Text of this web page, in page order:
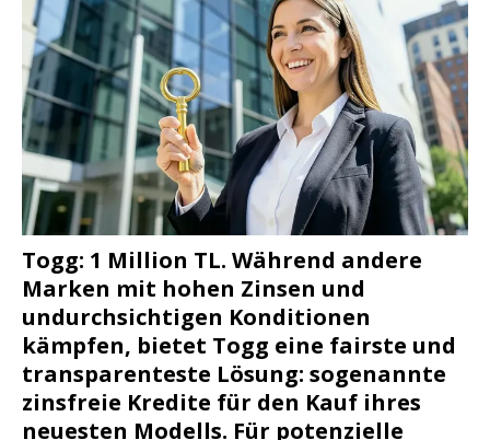
Togg: 1 Million TL. Während andere
Marken mit hohen Zinsen und
undurchsichtigen Konditionen
kämpfen, bietet Togg eine fairste und
transparenteste Lösung: sogenannte
zinsfreie Kredite für den Kauf ihres
neuesten Modells. Für potenzielle